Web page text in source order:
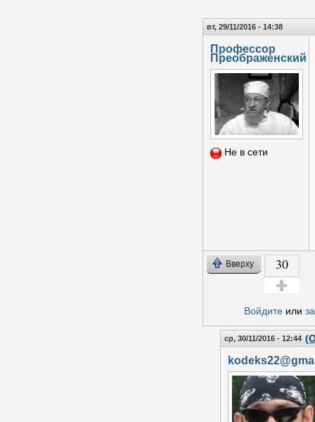
вт, 29/11/2016 - 14:38
Профессор
Преображенский
Не в сети
Вверху 30
Войдитеили
ср, 30/11/2016 - 12:44